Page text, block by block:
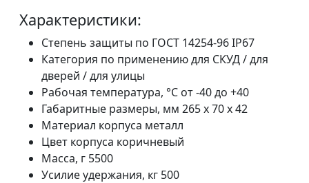
Характеристики:
Степень защиты по ГОСТ 14254-96 IP67
Категория по применению для СКУД / для
дверей / для улицы
Рабочая температура, °С от -40 до +40
Габаритные размеры, мм 265 х 70 х 42
Материал корпуса металл
Цвет корпуса коричневый
Масса, г 5500
Усилие удержания, кг 500